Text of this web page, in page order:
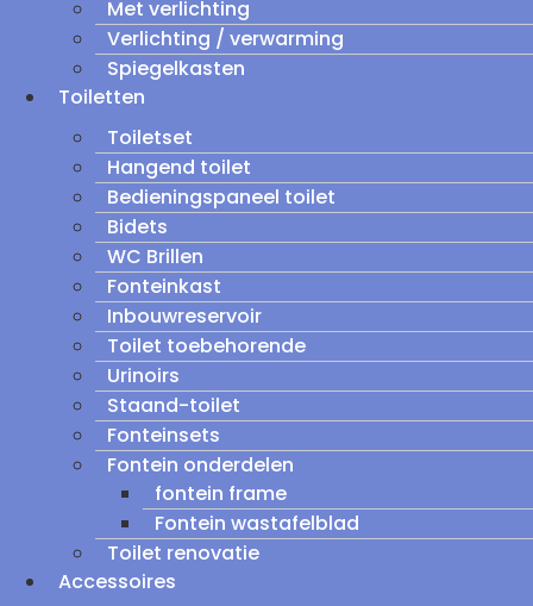
Met verlichting
Verlichting / verwarming
Spiegelkasten
Toiletten
Toiletset
Hangend toilet
Bedieningspaneel toilet
Bidets
WC Brillen
Fonteinkast
Inbouwreservoir
Toilet toebehorende
Urinoirs
Staand-toilet
Fonteinsets
Fontein onderdelen
fontein frame
Fontein wastafelblad
Toilet renovatie
Accessoires